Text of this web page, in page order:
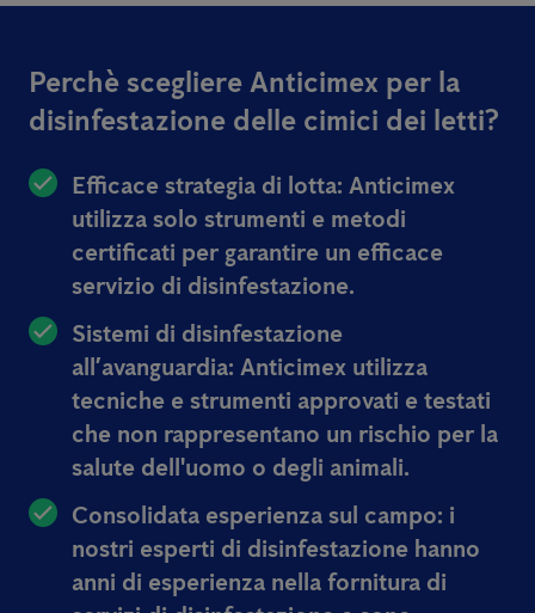
Perchè scegliere Anticimex per la
disinfestazione delle cimici dei letti?
Efficace strategia di lotta: Anticimex
utilizza solo strumenti e metodi
certificati per garantire un efficace
servizio di disinfestazione.
Sistemi di disinfestazione
all’avanguardia: Anticimex utilizza
tecniche e strumenti approvati e testati
che non rappresentano un rischio per la
salute dell'uomo o degli animali.
Consolidata esperienza sul campo: i
nostri esperti di disinfestazione hanno
anni di esperienza nella fornitura di